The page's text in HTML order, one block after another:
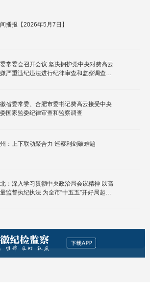
播报【2026年5月7日】
常委会召开会议 坚决拥护党中央对费高云
严重违纪违法进行纪律审查和监察调查的
省委常委、合肥市委书记费高云接受中央
国家监委纪律审查和监察调查
：上下联动聚合力 巡察利剑破难题
：深入学习贯彻中央政治局会议精神 以高
监督执纪执法 为全市“十五五”开好局起好